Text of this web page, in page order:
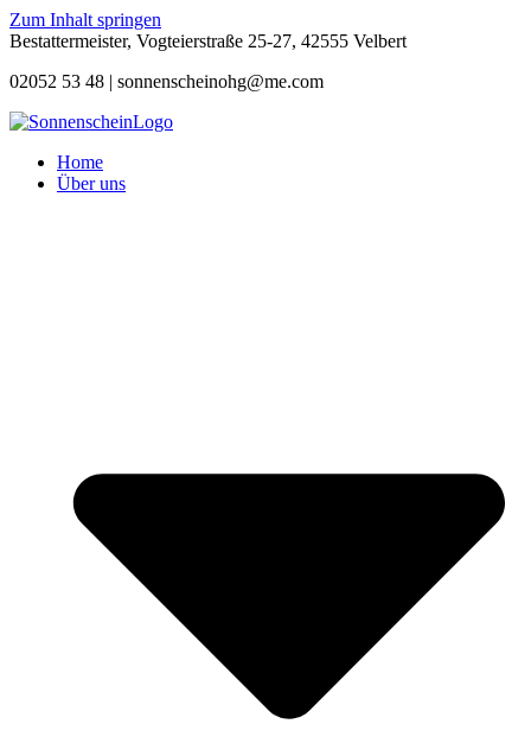
Zum Inhalt springen
Bestattermeister, Vogteierstraße 25-27, 42555 Velbert
02052 53 48 | sonnenscheinohg@me.com
Home
Über uns